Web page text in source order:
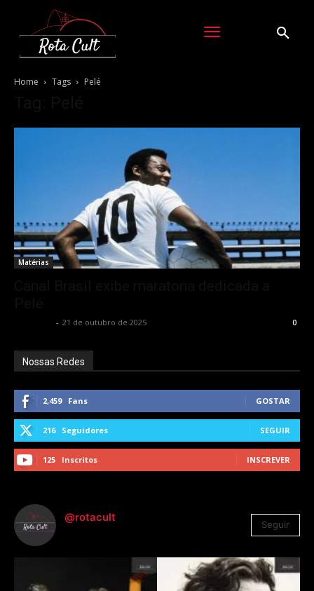
Home Tags Pelé
Matérias
- 21 de outubro de 2025 0
Nossas Redes
2,459 Fans GOSTAR
216 Seguidores SEGUIR
125 Inscritos INSCREVER
@rotacult
Seguir